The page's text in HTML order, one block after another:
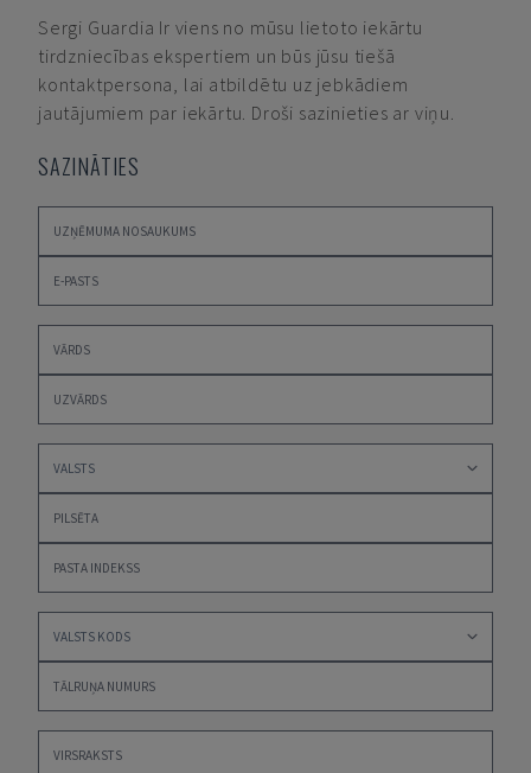
Sergi Guardia Ir viens no mūsu lietoto iekārtu
tirdzniecības ekspertiem un būs jūsu tiešā
kontaktpersona, lai atbildētu uz jebkādiem
jautājumiem par iekārtu. Droši sazinieties ar viņu.
SAZINĀTIES